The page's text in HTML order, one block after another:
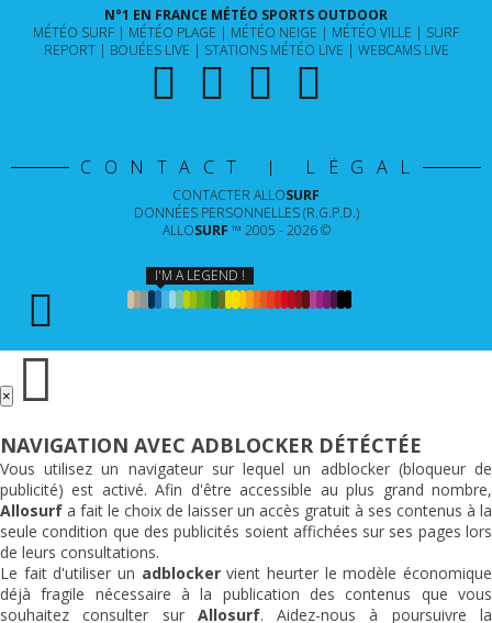
N°1 EN FRANCE MÉTÉO SPORTS OUTDOOR
MÉTÉO SURF
MÉTÉO PLAGE MÉTÉO NEIGE MÉTÉO VILLE
SURF
REPORT
BOUÉES LIVE STATIONS MÉTÉO LIVE WEBCAMS LIVE
CONTACT | LÉGAL
CONTACTER ALLOSURF
DONNÉES PERSONNELLES (R.G.P.D.)
ALLOSURF ™ 2005 - 2026 ©
I'M A LEGEND !
×
NAVIGATION AVEC ADBLOCKER DÉTÉCTÉE
Vous utilisez un navigateur sur lequel un adblocker (bloqueur de
publicité) est activé. Afin d'être accessible au plus grand nombre,
Allosurf a fait le choix de laisser un accès gratuit à ses contenus à la
seule condition que des publicités soient affichées sur ses pages lors
de leurs consultations.
Le fait d'utiliser un adblockervient heurter le modèle économique
déjà fragile nécessaire à la publication des contenus que vous
souhaitez consulter sur Allosurf. Aidez-nous à poursuivre la